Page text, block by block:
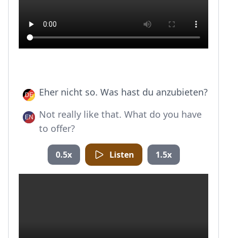
Eher nicht so. Was hast du anzubieten?
Not really like that. What do you have
to offer?
0.5x Listen 1.5x